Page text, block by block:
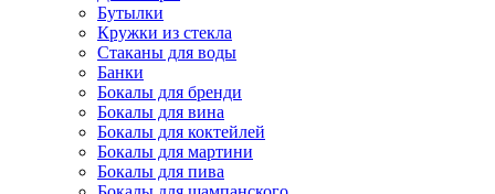
Бутылки
Кружки из стекла
Стаканы для воды
Банки
Бокалы для бренди
Бокалы для вина
Бокалы для коктейлей
Бокалы для мартини
Бокалы для пива